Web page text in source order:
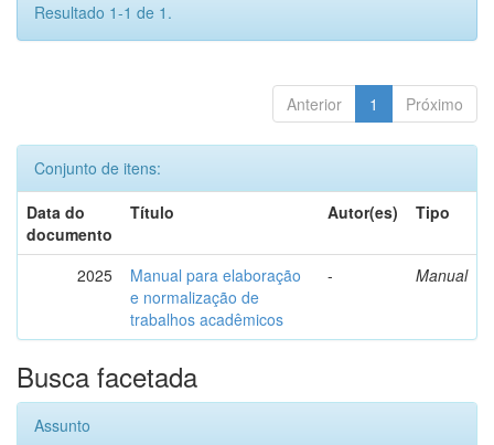
Resultado 1-1 de 1.
Anterior 1 Próximo
Conjunto de itens:
Data do
documento
Título Autor(es) Tipo
2025
Manual para elaboração
e normalização de
trabalhos acadêmicos
- Manual
Busca facetada
Assunto